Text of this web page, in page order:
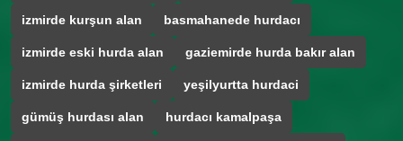
izmirde kurşun alan basmahanede hurdacı
izmirde eski hurda alan gaziemirde hurda bakır alan
izmirde hurda şirketleri yeşilyurtta hurdaci
gümüş hurdası alan hurdacı kamalpaşa